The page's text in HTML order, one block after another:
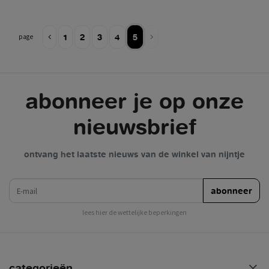
page 1 2 3 4 5
abonneer je op onze
nieuwsbrief
ontvang het laatste nieuws van de winkel van nijntje
abonneer
lees hier de wettelijke beperkingen